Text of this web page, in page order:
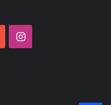
YouTubeInstagram